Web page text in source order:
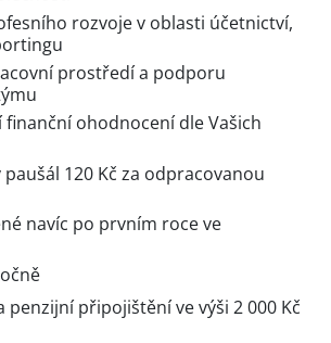
rozvoje v oblasti účetnictví,
prostředí a podporu
finanční ohodnocení dle Vašich
120 Kč za odpracovanou
navíc po prvním roce ve
penzijní připojištění ve výši 2 000 Kč